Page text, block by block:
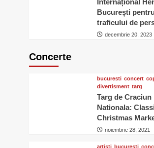
Internațional
București
traficului de
decembrie 20, 2023
Concerte
bucuresti concert
divertisment targ
Targ de Craciun
Nationala:
Christmas
noiembrie 28, 2021
artisti bucuresti